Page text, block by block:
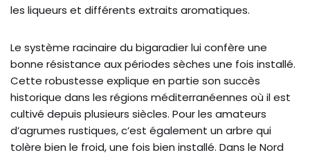
les liqueurs et différents extraits aromatiques.
Le système racinaire du bigaradier lui confère une
bonne résistance aux périodes sèches une fois installé.
Cette robustesse explique en partie son succès
historique dans les régions méditerranéennes où il est
cultivé depuis plusieurs siècles. Pour les amateurs
d’agrumes rustiques, c’est également un arbre qui
tolère bien le froid, une fois bien installé. Dans le Nord